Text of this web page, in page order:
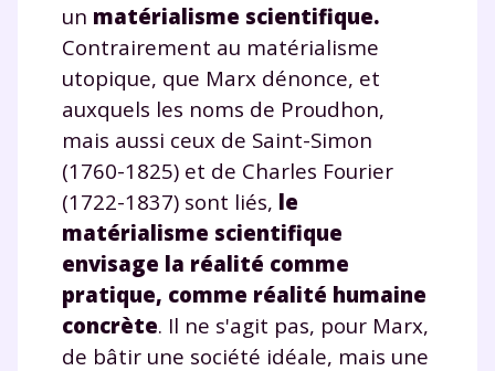
un matérialisme scientifique.
Contrairement au matérialisme
utopique, que Marx dénonce, et
auxquels les noms de Proudhon,
mais aussi ceux de Saint-Simon
(1760-1825) et de Charles Fourier
(1722-1837) sont liés, le
matérialisme scientifique
envisage la réalité comme
pratique, comme réalité humaine
concrète. Il ne s'agit pas, pour Marx,
de bâtir une société idéale, mais une